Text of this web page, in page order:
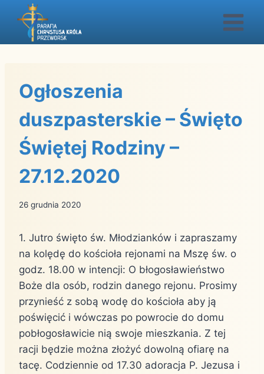
Przejdź
Ogłoszenia
duszpasterskie – Święto
Świętej Rodziny –
27.12.2020
26 grudnia 2020
1. Jutro święto św. Młodzianków i zapraszamy
na kolędę do kościoła rejonami na Mszę św. o
godz. 18.00 w intencji: O błogosławieństwo
Boże dla osób, rodzin danego rejonu. Prosimy
przynieść z sobą wodę do kościoła aby ją
poświęcić i wówczas po powrocie do domu
pobłogosławicie nią swoje mieszkania. Z tej
racji będzie można złożyć dowolną ofiarę na
tacę. Codziennie od 17.30 adoracja P. Jezusa i